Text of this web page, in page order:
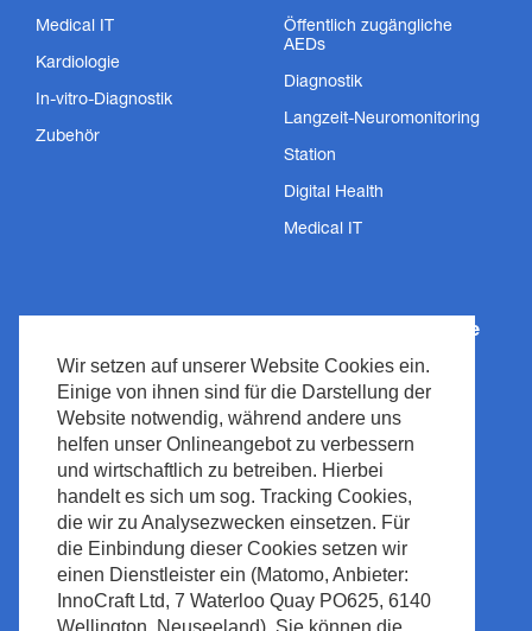
Wir setzen auf unserer Website Cookies ein.
Einige von ihnen sind für die Darstellung der
Website notwendig, während andere uns
helfen unser Onlineangebot zu verbessern
und wirtschaftlich zu betreiben. Hierbei
handelt es sich um sog. Tracking Cookies,
die wir zu Analysezwecken einsetzen. Für
die Einbindung dieser Cookies setzen wir
einen Dienstleister ein (Matomo, Anbieter:
InnoCraft Ltd, 7 Waterloo Quay PO625, 6140
Medical IT
Kardiologie
In-vitro-Diagnostik
Zubehör
Öffentlich zugängliche
AEDs
Diagnostik
Langzeit-Neuromonitoring
Station
Digital Health
Medical IT
Innovative Technologien
Dienstleistungen
Support
Nachrichten &
Veranstaltungen
Kontakt
Nihon Kohden Europe
Über uns
Datenschutzrichtlinie
Impressum
Recht & Compliance
Urheberrecht
Seitenrichtlinie
Abfallmanagement